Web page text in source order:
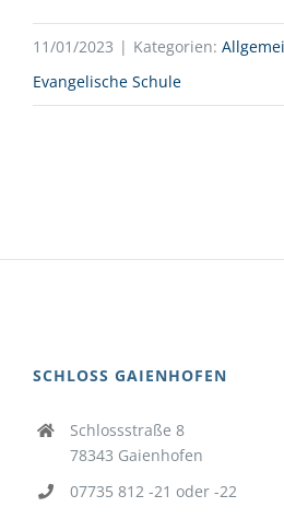
11/01/2023 | Kategorien:
Evangelische Schule
SCHLOSS GAIENHOFEN
Schlossstraße 8
78343 Gaienhofen
07735 812 -21 oder -22